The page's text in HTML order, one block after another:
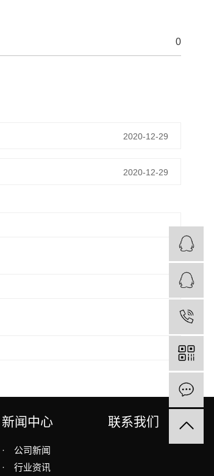
0
2020-12-29
2020-12-29
新闻中心
·
公司新闻
·
行业资讯
联系我们